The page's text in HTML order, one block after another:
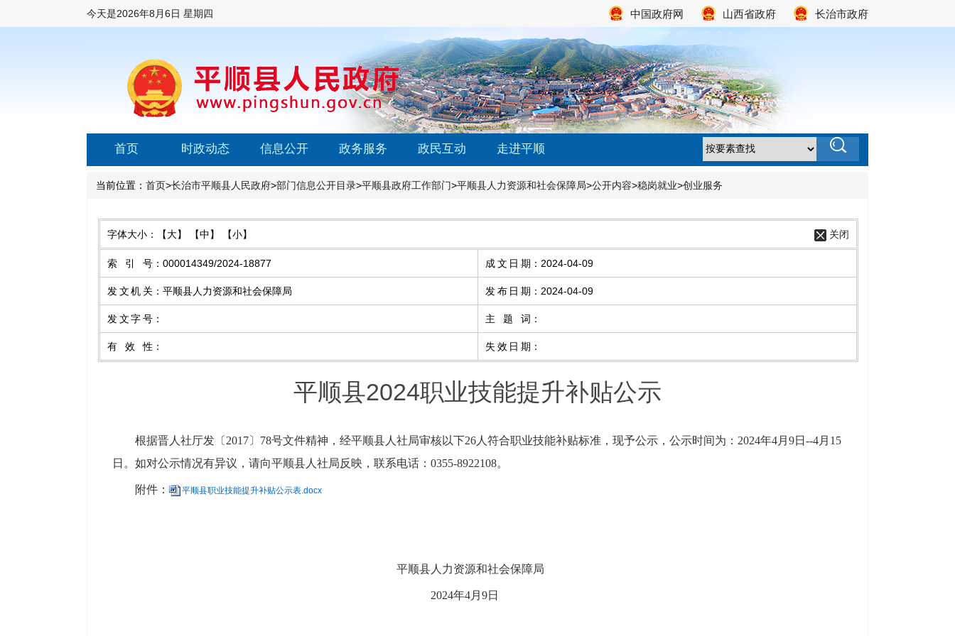
今天是2026年8月6日 星期四 中国政府网 山西省政府 长治市政府
首页 时政动态 信息公开 政务服务 政民互动 走进平顺
当前位置： 首页>长治市平顺县人民政府>部门信息公开目录>平顺县政府工作部门>平顺县人力资源和社会保障局>公开内容>稳岗就业>创业服务
字体大小： 【大】 【中】 【小】 关闭
索引号 ： 000014349/2024-18877 成文日期 ： 2024-04-09
发文机关 ： 平顺县人力资源和社会保障局 发布日期 ： 2024-04-09
发文字号 ： 主题词 ：
有效性 ： 失效日期 ：
平顺县2024职业技能提升补贴公示
根据晋人社厅发〔 2017〕78号文件精神，经平顺县人社局审核以下26人符合职业技能补贴标准，现予公示， 公示时间为： 2024年4月 9日 --4月 15
日。如对公示情况有异议，请向平顺县人社局反映，联系电话： 0355-8922108。
附件： 平顺县职业技能提升补贴公示表.docx
平顺县人力资源和社会保障局
2024年4月9日